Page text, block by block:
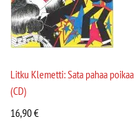
Litku Klemetti: Sata pahaa poikaa
(CD)
16,90€